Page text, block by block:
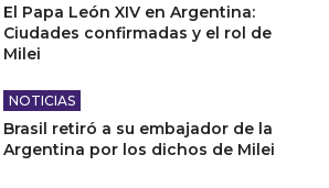
El Papa León XIV en Argentina:
Ciudades confirmadas y el rol de
Milei
NOTICIAS
Brasil retiró a su embajador de la
Argentina por los dichos de Milei